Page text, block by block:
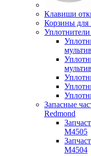
Клавиши
Корзины для
Уплотнители
Запасные
Redmond
M4505
M4504